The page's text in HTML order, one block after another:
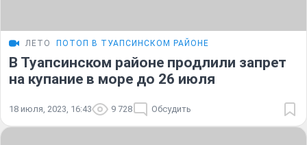
ЛЕТО ПОТОП В ТУАПСИНСКОМ РАЙОНЕ
В Туапсинском районе продлили запрет
на купание в море до 26 июля
18 июля, 2023, 16:43 9 728 Обсудить